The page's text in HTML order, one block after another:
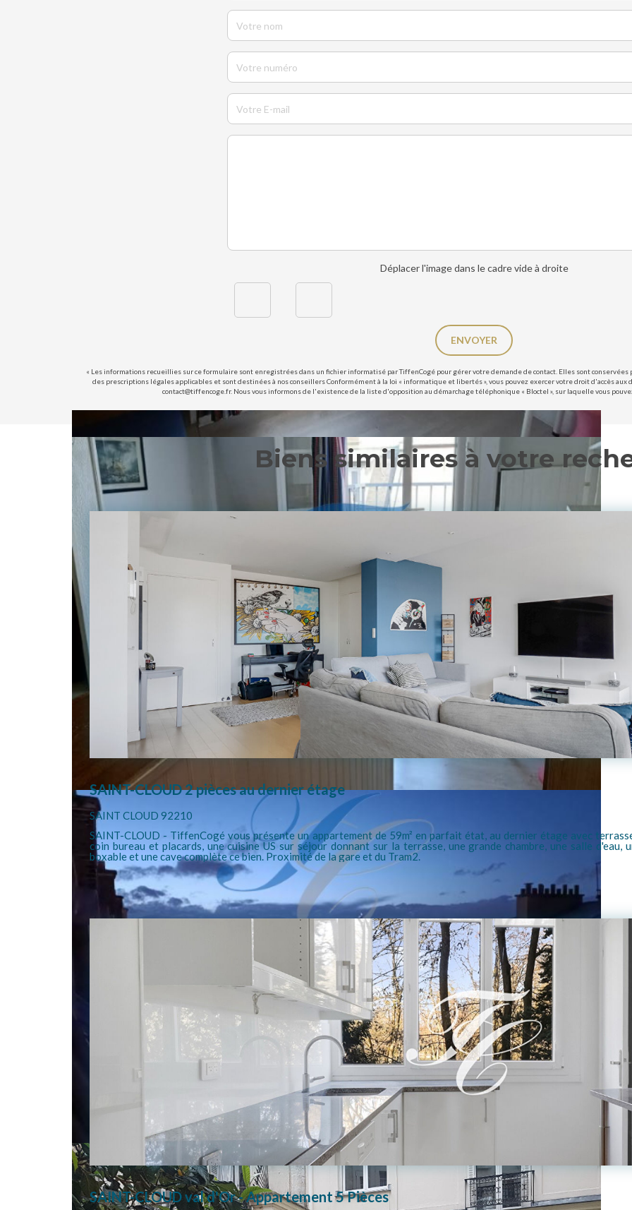
Déplacer l'image dans le cadre vide à droite
ENVOYER
« Les informations recueillies sur ce formulaire sont enregistrées dans un fichier informatisé par TiffenCogé pour gérer votre demande de contact. Elles sont
des prescriptions légales applicables et sont destinées à nos conseillers Conformément à la loi « informatique et libertés », vous pouvez exercer votre droit d'accès
contact@tiffencoge.fr. Nous vous informons de l'existence de la liste d'opposition au démarchage téléphonique « Bloctel », sur laquelle vous
Biens similaires à votre
SAINT-CLOUD 2 pièces au dernier étage
SAINT CLOUD 92210
SAINT-CLOUD - TiffenCogé vous présente un appartement de 59m² en parfait état, au dernier étage avec
coin bureau et placards, une cuisine US sur séjour donnant sur la terrasse, une grande chambre, une salle d'eau,
boxable et une cave complète ce bien. Proximité de la gare et du Tram2.
SAINT-CLOUD val d'Or - Appartement 5 Pièces